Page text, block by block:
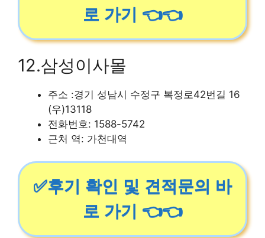
로 가기 👈👈
12.삼성이사몰
주소 :경기 성남시 수정구 복정로42번길 16
(우)13118
전화번호: 1588-5742
근처 역: 가천대역
✅후기 확인 및 견적문의 바
로 가기 👈👈